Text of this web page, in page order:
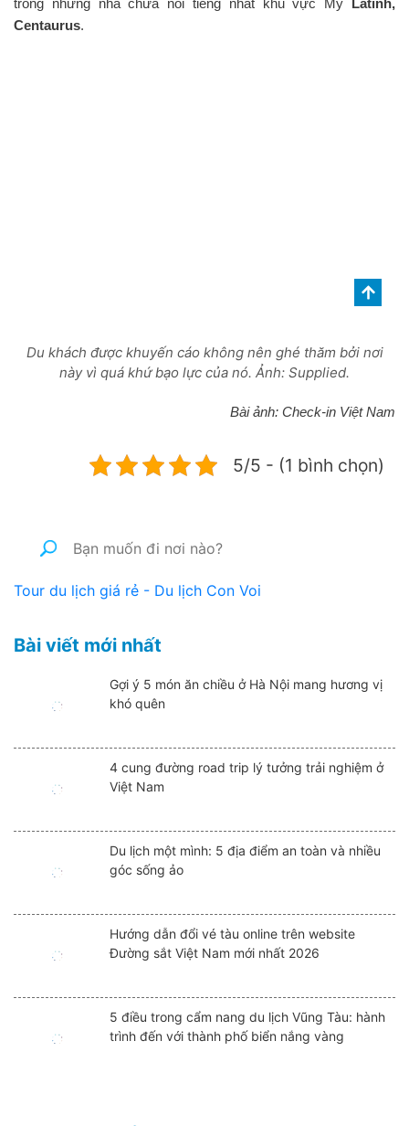
Centaurus.
Du khách được khuyến cáo không nên ghé thăm bởi nơi
này vì quá khứ bạo lực của nó. Ảnh: Supplied.
Bài ảnh: Check-in Việt Nam
5/5 - (1 bình chọn)
Tour du lịch giá rẻ - Du lịch Con Voi
Bài viết mới nhất
Gợi ý 5 món ăn chiều ở Hà Nội mang hương vị
khó quên
4 cung đường road trip lý tưởng trải nghiệm ở
Việt Nam
Du lịch một mình: 5 địa điểm an toàn và nhiều
góc sống ảo
Hướng dẫn đổi vé tàu online trên website
Đường sắt Việt Nam mới nhất 2026
5 điều trong cẩm nang du lịch Vũng Tàu: hành
trình đến với thành phố biển nắng vàng